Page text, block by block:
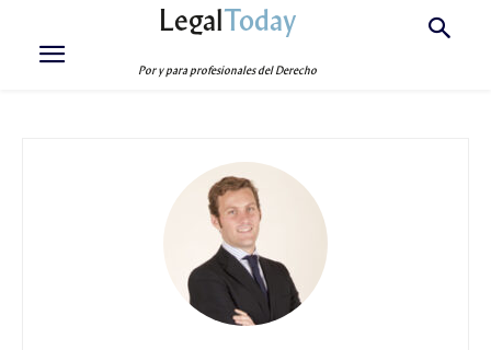
LegalToday
Por y para profesionales del Derecho